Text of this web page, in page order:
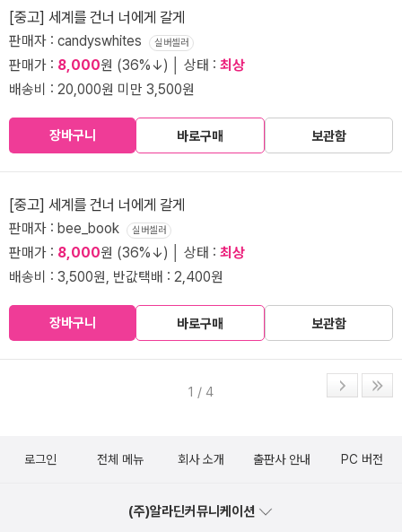
[중고] 세계를 건너 너에게 갈게
판매자 : candyswhites 실버셀러
판매가 : 8,000원 (36%↓) │ 상태 : 최상
배송비 : 20,000원 미만 3,500원
장바구니 바로구매 보관함
[중고] 세계를 건너 너에게 갈게
판매자 : bee_book 실버셀러
판매가 : 8,000원 (36%↓) │ 상태 : 최상
배송비 : 3,500원, 반값택배 : 2,400원
장바구니 바로구매 보관함
1 / 4
로그인 전체 메뉴 회사 소개 출판사 안내 PC 버전
(주)알라딘커뮤니케이션